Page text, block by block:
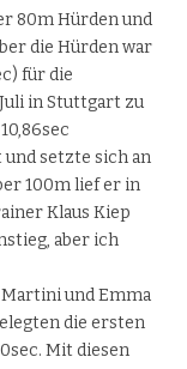
80m Hürden und
die Hürden war
für die
in Stuttgart zu
setzte sich an
100m lief er in
Klaus Kiep
aber ich
und Emma
die ersten
Mit diesen